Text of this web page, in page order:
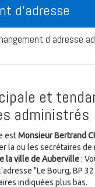
d'adresse
d'adresse
et
administrés
estMonsieur Bertrand
la ou les secrétaires de
la ville de Auberville:
"Le Bourg, BP
indiquées plus bas.